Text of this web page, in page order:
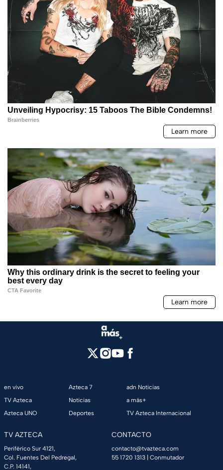
en vivo
TV Azteca
Azteca UNO
Azteca 7
Noticias
Deportes
adn Noticias
a más+
TV Azteca Internacional
TV AZTECA
Periférico Sur 4121,
Col. Fuentes Del Pedregal,
C.P. 14141,
CONTACTO
contacto@tvazteca.com
55 1720 1313 | Conmutador